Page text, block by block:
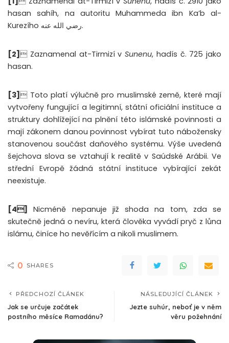
hasan sahíh, na autoritu Muhammeda ibn Ka’b al-
Kurezího رضي الله عنه.
[2]  Zaznamenal at-Tirmizí v Sunenu, hadís č. 725 jako
hasan.
[3]  Toto platí výlučně pro muslimské země, které mají
vytvořeny fungující a legitimní, státní oficiální instituce a
struktury dohlížející na plnění této islámské povinnosti a
mají zákonem danou povinnost vybírat tuto nábožensky
stanovenou součást daňového systému. Výše uvedená
šejchova slova se vztahují k realitě v Saúdské Arábii. Ve
střední Evropě žádná státní instituce vybírající zekát
neexistuje.
[4]
Nicméně nepanuje již shoda na tom, zda se
skutečně jedná o nevíru, která člověka vyvádí pryč z lůna
islámu, činíce ho nevěřícím a nikoli muslimem.
0 SHARES
PŘEDCHOZÍ ČLÁNEK
Jak se určuje začátek
postního měsíce Ramadánu?
NÁSLEDUJÍCÍ ČLÁNEK
Jezte suhúr, neboť je v něm
věru požehnání